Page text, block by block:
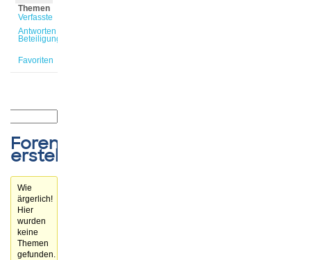
Themen
Verfasste
Antworten
Beteiligungen
Favoriten
Forenthemen
erstellt
Wie
ärgerlich!
Hier
wurden
keine
Themen
gefunden.